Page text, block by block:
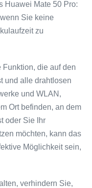
Huawei Mate 50 Pro:
Sie keine
zu
die auf den
und alle drahtlosen
und WLAN,
Ort befinden, an dem
oder Sie Ihr
möchten, kann das
Möglichkeit sein,
verhindern Sie,